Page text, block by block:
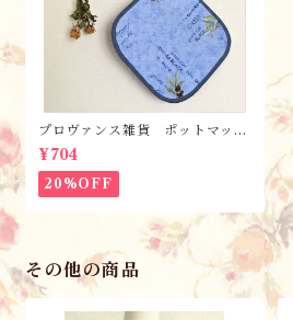
プロヴァンス雑貨 ポットマッ
ト・鍋つかみ／ オリーブ・ブル
ー/ フランス・ランソレイヤード
社
¥704
20%OFF
その他の商品